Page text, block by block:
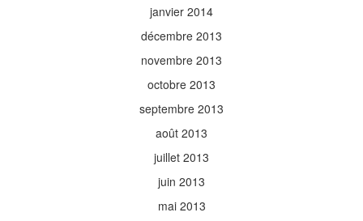
janvier 2014
décembre 2013
novembre 2013
octobre 2013
septembre 2013
août 2013
juillet 2013
juin 2013
mai 2013